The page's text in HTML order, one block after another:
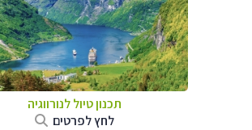
תכנון טיול לנורווגיה
לחץ לפרטים